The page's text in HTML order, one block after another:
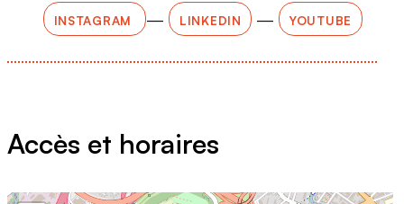
INSTAGRAM — LINKEDIN — YOUTUBE
Accès et horaires